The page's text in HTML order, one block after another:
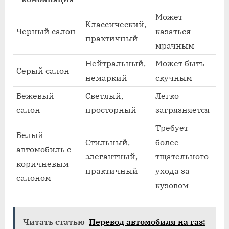
Черный салон
Классический,
практичный
Может
казаться
мрачным
Серый салон
Нейтральный,
немаркий
Может быть
скучным
Бежевый
салон
Светлый,
просторный
Легко
загрязняется
Белый
автомобиль с
коричневым
салоном
Стильный,
элегантный,
практичный
Требует
более
тщательного
ухода за
кузовом
Читать статью Перевод автомобиля на газ: